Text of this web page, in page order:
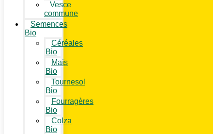
Vesce
commune
Semences
Bio
Céréales
Bio
Maïs
Bio
Tournesol
Bio
Fourragères
Bio
Colza
Bio